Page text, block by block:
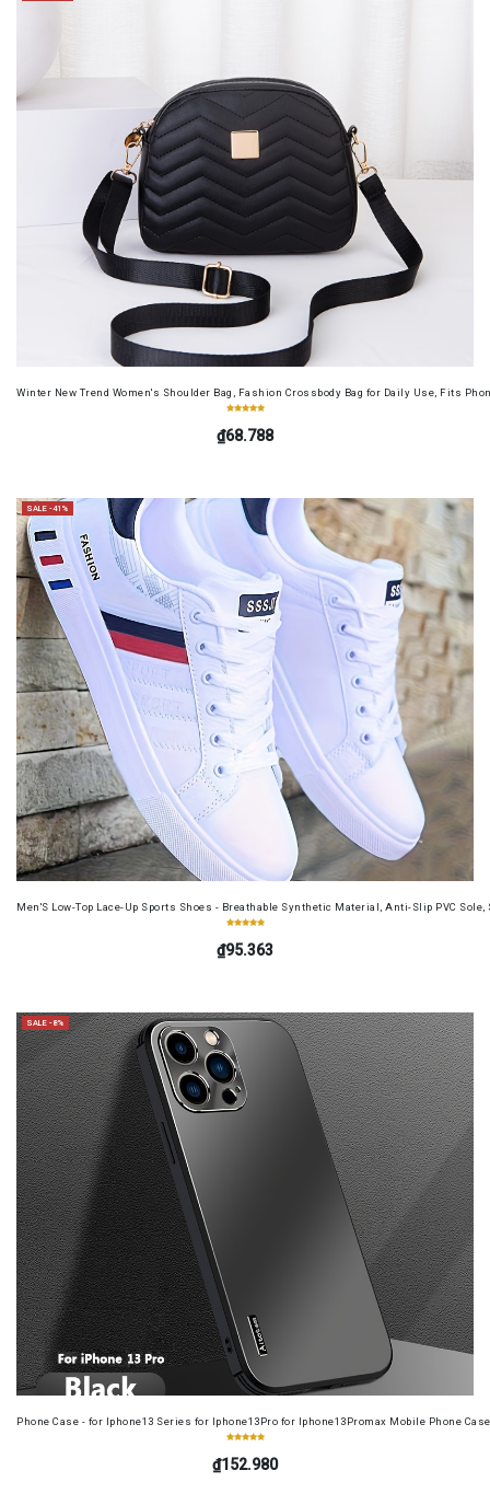
Winter New Trend Women's Shoulder Bag, Fashion Crossbody Bag for Daily Use, Fits
₫68.788
SALE -41%
Men'S Low-Top Lace-Up Sports Shoes - Breathable Synthetic Material, Anti-Slip PVC
₫95.363
SALE -8%
Phone Case - for Iphone13 Series for Iphone13Pro for Iphone13Promax Mobile Phone
₫152.980